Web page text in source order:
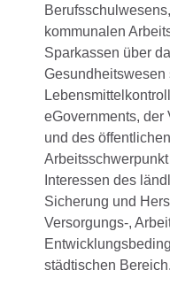
kommunalen
Sparkassen über
Gesundheitswesen
eGovernments, der
und des
Interessen des
Sicherung und
Versorgungs-,
städtischen Bereich.